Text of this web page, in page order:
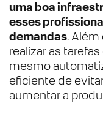
uma boa
esses
demandas. Além
realizar as
mesmo
eficiente de
aumentar a